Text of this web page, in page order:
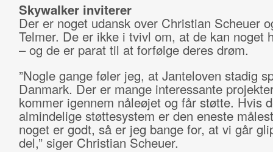
Skywalker inviterer
Der er noget udansk over Christian Scheuer
Telmer. De er ikke i tvivl om, at de kan noget
– og de er parat til at forfølge deres drøm.
”Nogle gange føler jeg, at Janteloven stadig
Danmark. Der er mange interessante
kommer igennem nåleøjet og får støtte. Hvis
almindelige støttesystem er den eneste
noget er godt, så er jeg bange for, at vi går
del,” siger Christian Scheuer.